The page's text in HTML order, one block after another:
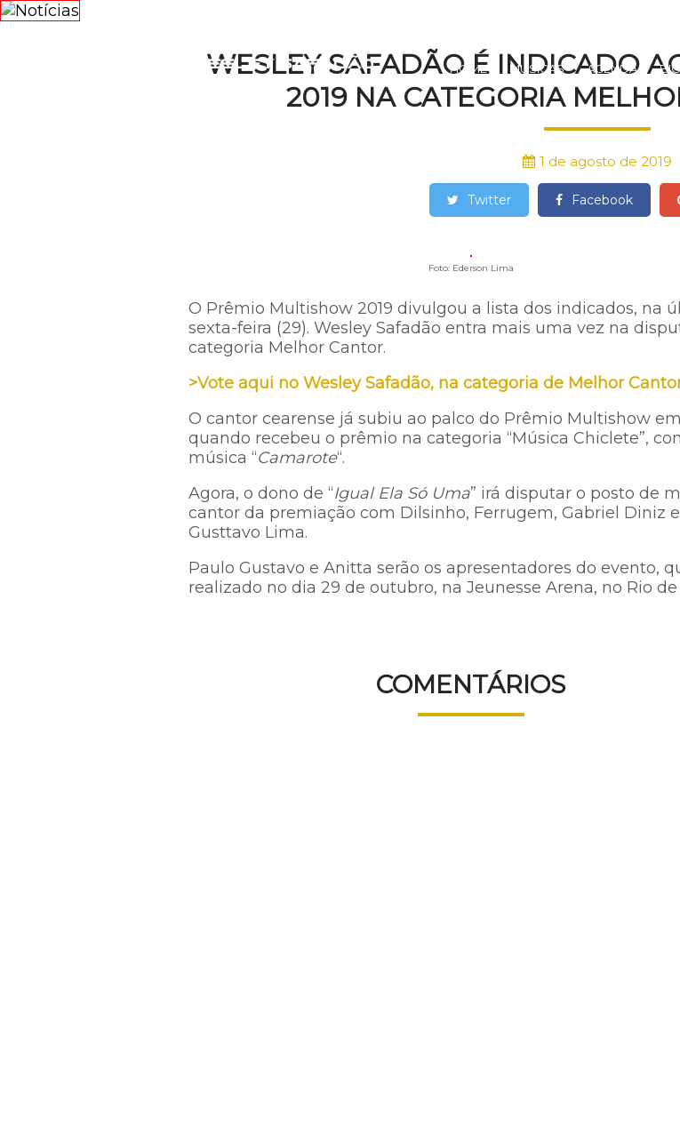
HOME MÚSICAS AGENDA
WESLEY SAFADÃO É INDICADO
2019 NA CATEGORIA
1 de agosto de 2019
Twitter Facebook
Foto: Ederson Lima
O Prêmio Multishow 2019 divulgou a lista dos indicados, na
sexta-feira (29). Wesley Safadão entra mais uma vez na
categoria Melhor Cantor.
>Vote aqui no Wesley Safadão, na categoria de Melhor
O cantor cearense já subiu ao palco do Prêmio Multishow em
quando recebeu o prêmio na categoria “Música Chiclete”,
música “Camarote“.
Agora, o dono de “Igual Ela Só Uma” irá disputar o posto de
cantor da premiação com Dilsinho, Ferrugem, Gabriel Diniz e
Gusttavo Lima.
Paulo Gustavo e Anitta serão os apresentadores do evento,
realizado no dia 29 de outubro, na Jeunesse Arena, no Rio de
COMENTÁRIOS